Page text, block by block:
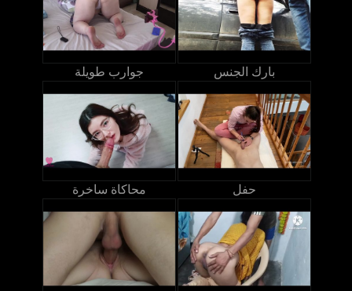
جوارب طويلة بارك الجنس
محاكاة ساخرة حفل